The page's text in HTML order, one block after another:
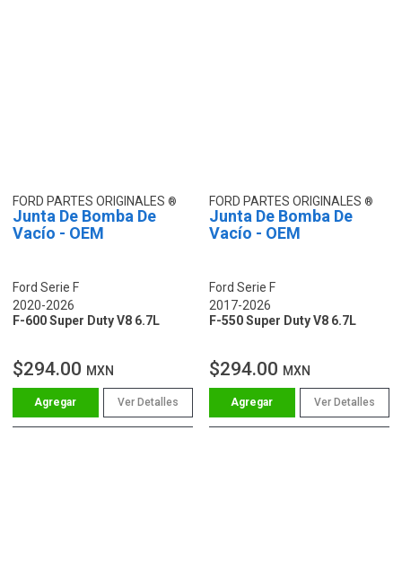
FORD PARTES ORIGINALES
Junta De Bomba De
Vacío - OEM
Ford Serie F
2020-2026
F-600 Super Duty V8 6.7L
$294.00 MXN
Ver Detalles
FORD PARTES ORIGINALES
Junta De Bomba De
Vacío - OEM
Ford Serie F
2017-2026
F-550 Super Duty V8 6.7L
$294.00 MXN
Ver Detalles